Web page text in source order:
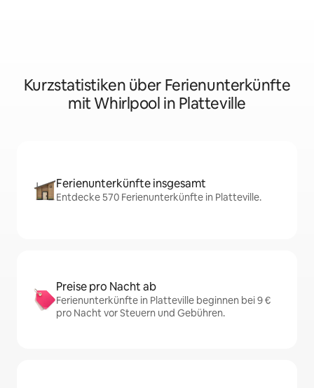
Kurzstatistiken über Ferienunterkünfte
mit Whirlpool in Platteville
Ferienunterkünfte insgesamt
Entdecke 570 Ferienunterkünfte in Platteville.
Preise pro Nacht ab
Ferienunterkünfte in Platteville beginnen bei 9 €
pro Nacht vor Steuern und Gebühren.